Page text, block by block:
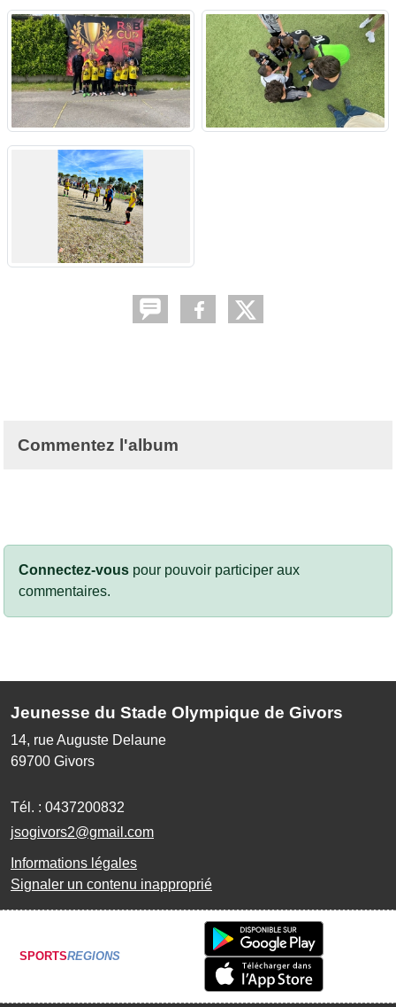
Commentez l'album
Connectez-vous pour pouvoir participer aux
commentaires.
Jeunesse du Stade Olympique de Givors
14, rue Auguste Delaune
69700 Givors
Tél. : 0437200832
jsogivors2@gmail.com
Informations légales
Signaler un contenu inapproprié
SPORTSREGIONS